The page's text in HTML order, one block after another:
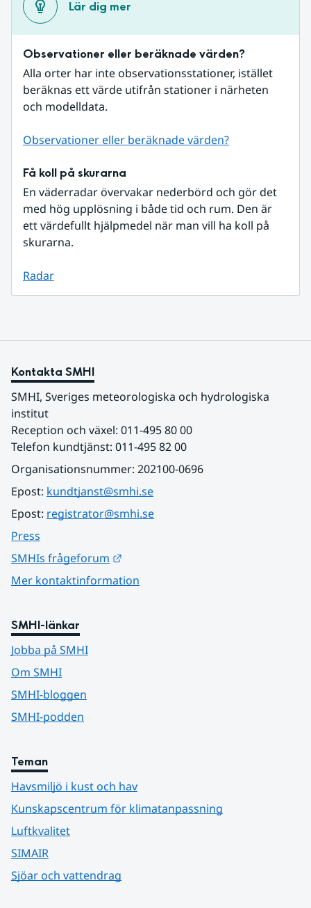
Lär dig mer
Observationer eller beräknade värden?
Alla orter har inte observationsstationer, istället
beräknas ett värde utifrån stationer i närheten
och modelldata.
Observationer eller beräknade värden?
Få koll på skurarna
En väderradar övervakar nederbörd och gör det
med hög upplösning i både tid och rum. Den är
ett värdefullt hjälpmedel när man vill ha koll på
skurarna.
Radar
Kontakta SMHI
SMHI, Sveriges meteorologiska och hydrologiska
institut
Reception och växel: 011-495 80 00
Telefon kundtjänst: 011-495 82 00
Organisationsnummer: 202100-0696
Epost: kundtjanst@smhi.se
Epost: registrator@smhi.se
Press
SMHIs frågeforum
Mer kontaktinformation
SMHI-länkar
Jobba på SMHI
Om SMHI
SMHI-bloggen
SMHI-podden
Teman
Havsmiljö i kust och hav
Kunskapscentrum för klimatanpassning
Luftkvalitet
SIMAIR
Sjöar och vattendrag